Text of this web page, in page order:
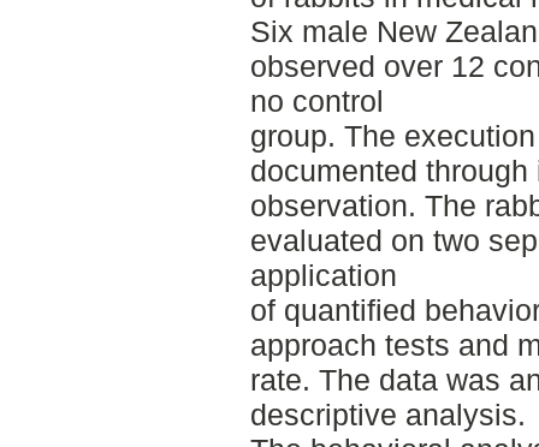
Six male New
observed over 12
no control
group. The
documented
observation. The
evaluated on two
application
of quantified
approach tests and
rate. The data was
descriptive analysis.